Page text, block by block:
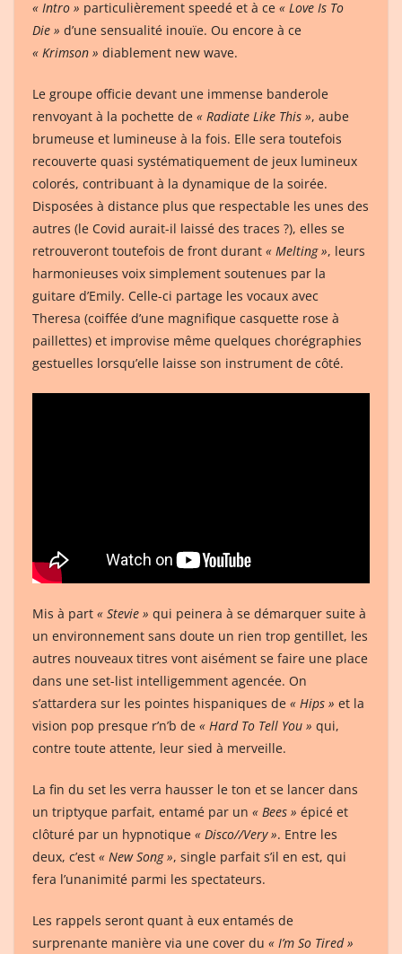
« Intro » particulièrement speedé et à ce « Love Is To
Die » d’une sensualité inouïe. Ou encore à ce
« Krimson » diablement new wave.
Le groupe officie devant une immense banderole
renvoyant à la pochette de « Radiate Like This », aube
brumeuse et lumineuse à la fois. Elle sera toutefois
recouverte quasi systématiquement de jeux lumineux
colorés, contribuant à la dynamique de la soirée.
Disposées à distance plus que respectable les unes des
autres (le Covid aurait-il laissé des traces ?), elles se
retrouveront toutefois de front durant « Melting », leurs
harmonieuses voix simplement soutenues par la
guitare d’Emily. Celle-ci partage les vocaux avec
Theresa (coiffée d’une magnifique casquette rose à
paillettes) et improvise même quelques chorégraphies
gestuelles lorsqu’elle laisse son instrument de côté.
Mis à part « Stevie » qui peinera à se démarquer suite à
un environnement sans doute un rien trop gentillet, les
autres nouveaux titres vont aisément se faire une place
dans une set-list intelligemment agencée. On
s’attardera sur les pointes hispaniques de « Hips » et la
vision pop presque r’n’b de « Hard To Tell You » qui,
contre toute attente, leur sied à merveille.
La fin du set les verra hausser le ton et se lancer dans
un triptyque parfait, entamé par un « Bees » épicé et
clôturé par un hypnotique « Disco//Very ». Entre les
deux, c’est « New Song », single parfait s’il en est, qui
fera l’unanimité parmi les spectateurs.
Les rappels seront quant à eux entamés de
surprenante manière via une cover du « I’m So Tired »